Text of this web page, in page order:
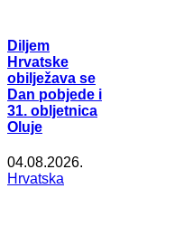
Diljem
Hrvatske
obilježava se
Dan pobjede i
31. obljetnica
Oluje
04.08.2026.
Hrvatska